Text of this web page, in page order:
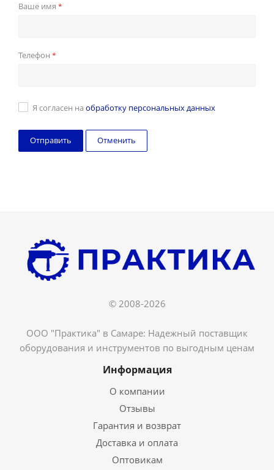
Ваше имя *
Телефон *
Я согласен на обработку персональных данных
Отменить
© 2008-2026
ООО "Практика" в Самаре: Надежный поставщик
оборудования и инструментов по выгодным ценам
Информация
О компании
Отзывы
Гарантия и возврат
Доставка и оплата
Оптовикам